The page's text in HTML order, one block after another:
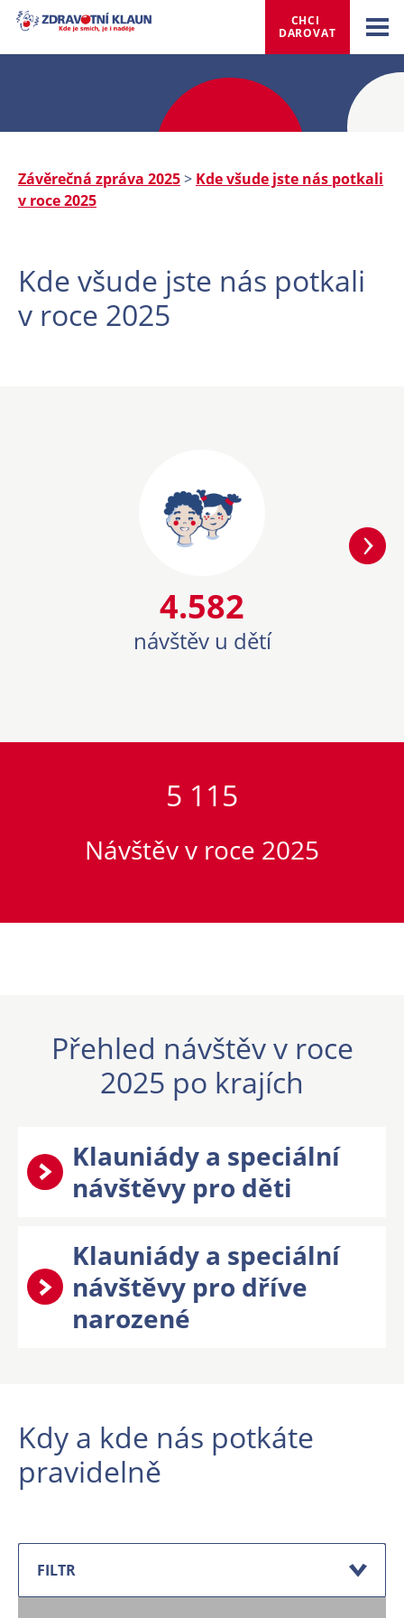
CHCI
DAROVAT
Závěrečná zpráva 2025> Kde všude jste nás potkali
v roce 2025
Kde všude jste nás potkali
v roce 2025
4.582
návštěv u dětí
5 115
Návštěv v roce 2025
Přehled návštěv v roce
2025 po krajích
Klauniády a speciální
návštěvy pro děti
Klauniády a speciální
návštěvy pro dříve
narozené
Kdy a kde nás potkáte
pravidelně
FILTR